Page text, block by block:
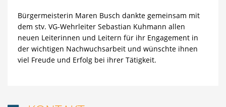
Bürgermeisterin Maren Busch dankte gemeinsam mit
dem stv. VG-Wehrleiter Sebastian Kuhmann allen
neuen Leiterinnen und Leitern für ihr Engagement in
der wichtigen Nachwuchsarbeit und wünschte ihnen
viel Freude und Erfolg bei ihrer Tätigkeit.